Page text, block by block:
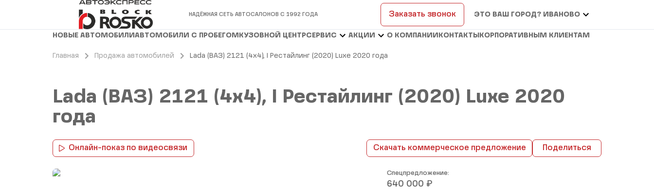
НАДЁЖНАЯ СЕТЬ АВТОСАЛОНОВ С 1992 ГОДА Заказать звонок ЭТО ВАШ ГОРОД? ИВАНОВО
НОВЫЕ АВТОМОБИЛИ АВТОМОБИЛИ С ПРОБЕГОМ КУЗОВНОЙ ЦЕНТРСЕРВИС АКЦИИ О КОМПАНИИ КОНТАКТЫ КОРПОРАТИВНЫМ КЛИЕНТАМ
Главная Продажа автомобилей Lada (ВАЗ) 2121 (4x4), I Рестайлинг (2020) Luxe 2020 года
Lada (ВАЗ) 2121 (4x4), I Рестайлинг (2020) Luxe 2020
года
Онлайн-показ по видеосвязи Скачать коммерческое предложение Поделиться
Спецпредложение:
640 000 ₽